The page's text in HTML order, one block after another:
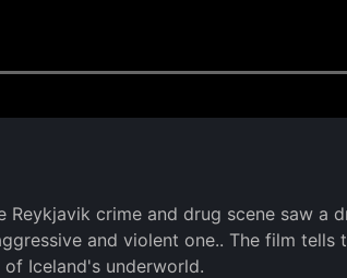
Reykjavik crime and drug scene saw a
and violent one.. The film
Iceland's underworld.